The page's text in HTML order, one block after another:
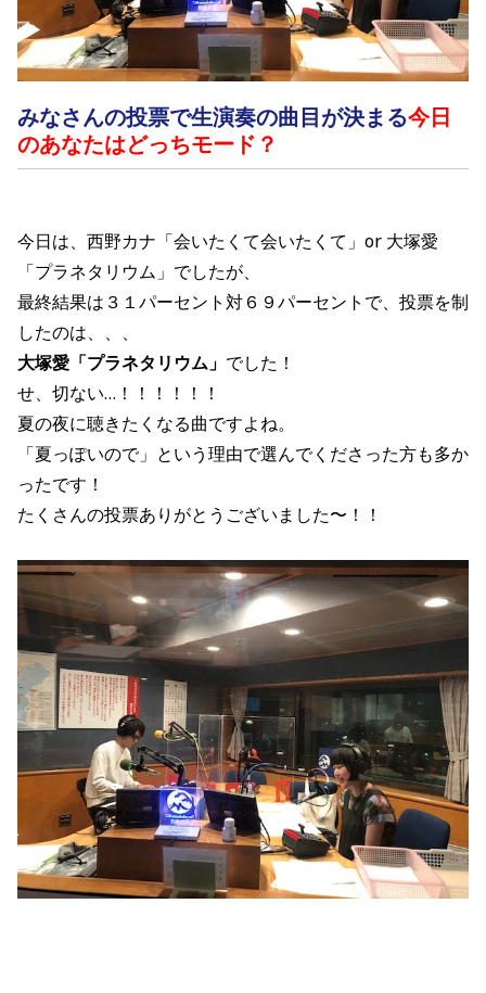
みなさんの投票で生演奏の曲目が決まる今日
のあなたはどっちモード？
今日は、西野カナ 「会いたくて会いたくて 」 or 大塚愛
「プラネタリウム 」 でしたが、
最終結果は３１パーセント対６９パーセントで、投票を制
したのは、、、
大塚愛「プラネタリウム」 でした！
せ、切ない…！！！！！！
夏の夜に聴きたくなる曲ですよね。
「夏っぽいので」という理由で選んでくださった方も多か
ったです！
たくさんの投票ありがとうございました〜！！